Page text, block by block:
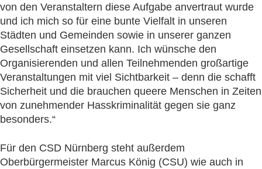
von den Veranstaltern diese Aufgabe anvertraut wurde
und ich mich so für eine bunte Vielfalt in unseren
Städten und Gemeinden sowie in unserer ganzen
Gesellschaft einsetzen kann. Ich wünsche den
Organisierenden und allen Teilnehmenden großartige
Veranstaltungen mit viel Sichtbarkeit – denn die schafft
Sicherheit und die brauchen queere Menschen in Zeiten
von zunehmender Hasskriminalität gegen sie ganz
besonders.“
Für den CSD Nürnberg steht außerdem
Oberbürgermeister Marcus König (CSU) wie auch in